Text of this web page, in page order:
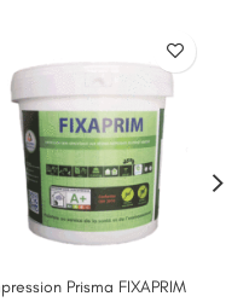
Prisma FIXAPRIM